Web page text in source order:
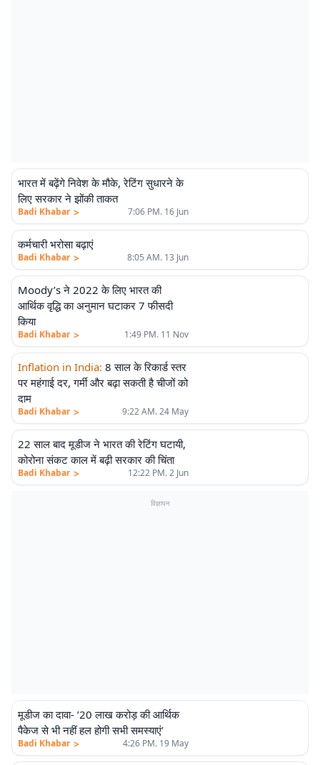
भारत में बढ़ेंगे निवेश के मौके, रेटिंग सुधारने के
लिए सरकार ने झोंकी ताकत
Badi Khabar > 7:06 PM. 16 Jun
कर्मचारी भरोसा बढ़ाएं
Badi Khabar > 8:05 AM. 13 Jun
Moody’s ने 2022 के लिए भारत की
आर्थिक वृद्धि का अनुमान घटाकर 7 फीसदी
किया
Badi Khabar > 1:49 PM. 11 Nov
Inflation in India: 8 साल के रिकार्ड स्तर
पर महंगाई दर, गर्मी और बढ़ा सकती है चीजों को
दाम
Badi Khabar > 9:22 AM. 24 May
22 साल बाद मूडीज ने भारत की रेटिंग घटायी,
कोरोना संकट काल में बढ़ी सरकार की चिंता
Badi Khabar > 12:22 PM. 2 Jun
विज्ञापन
मूडीज का दावा- ’20 लाख करोड़ की आर्थिक
पैकेज से भी नहीं हल होगी सभी समस्याएं’
Badi Khabar > 4:26 PM. 19 May